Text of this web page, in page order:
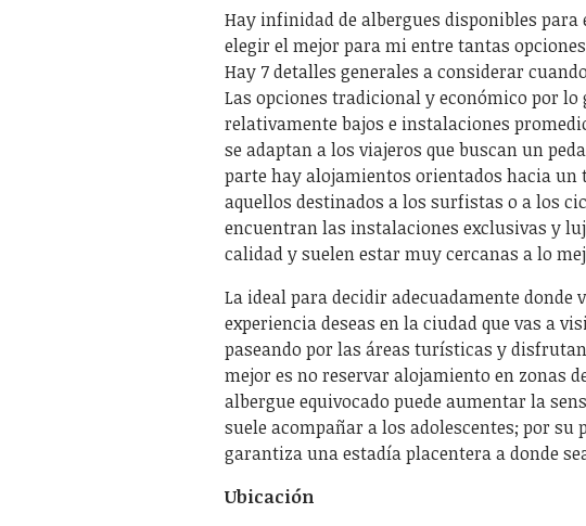
Hay infinidad de albergues disponibles
elegir el mejor para mi entre tantas
Hay 7 detalles generales a considerar
Las opciones tradicional y económico por lo
relativamente bajos e instalaciones
se adaptan a los viajeros que buscan un
parte hay alojamientos orientados hacia
aquellos destinados a los surfistas o a los
encuentran las instalaciones exclusivas y
calidad y suelen estar muy cercanas a lo
La ideal para decidir adecuadamente donde
experiencia deseas en la ciudad que vas a
paseando por las áreas turísticas y
mejor es no reservar alojamiento en zonas
albergue equivocado puede aumentar la
suele acompañar a los adolescentes; por
garantiza una estadía placentera a donde
Ubicación